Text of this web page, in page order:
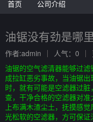
首页 公司介绍
油锯没有劲是哪
作者:admin 人气：0
油锯的空气滤清器能够过
成拉缸恶劣事故，当油锯
时，就有可能是空滤器过
查，干净合格的空滤器对
上布满木渣尘土，抚摸感
光松软的空滤器，方可保证